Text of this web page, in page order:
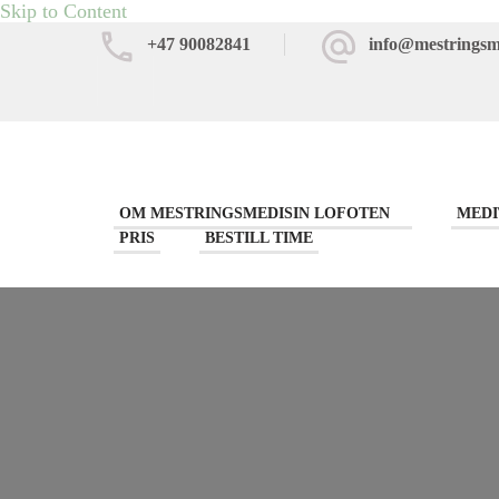
Skip to Content
+47 90082841
OM MESTRINGSMEDISIN LOFOTEN
PRIS
BESTILL TIME